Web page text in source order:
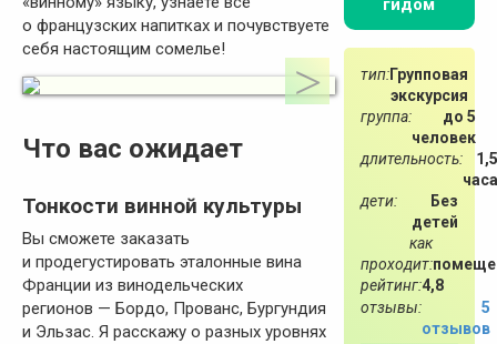
гидом
тип:Групповая
экскурсия
группа:
до 5
человек
длительность:
1,5
часа
дети:
Без
детей
как
проходит:
рейтинг:4,8
отзывы:
5
отзывов
о французских напитках и почувствуете
себя настоящим сомелье!
Что вас ожидает
Тонкости винной культуры
Вы сможете заказать
и продегустировать эталонные вина
Франции из винодельческих
регионов — Бордо, Прованс, Бургундия
и Эльзас. Я расскажу о разных уровнях